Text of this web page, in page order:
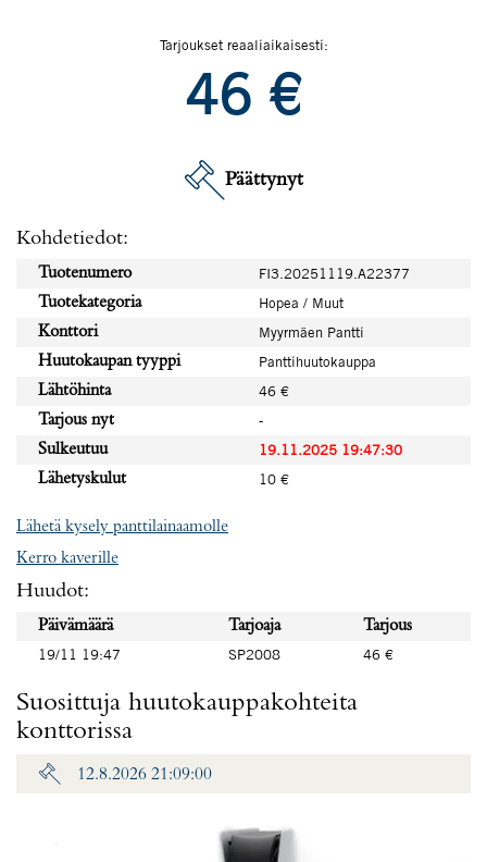
Tarjoukset reaaliaikaisesti:
46 €
Päättynyt
Kohdetiedot:
Tuotenumero
FI3.20251119.A22377
Tuotekategoria
Hopea / Muut
Konttori
Myyrmäen Pantti
Huutokaupan tyyppi
Panttihuutokauppa
Lähtöhinta
46 €
Tarjous nyt
-
Sulkeutuu
19.11.2025 19:47:30
Lähetyskulut
10 €
Lähetä kysely panttilainaamolle
Kerro kaverille
Huudot:
Päivämäärä Tarjoaja
Tarjous
19/11 19:47
SP2008 46 €
Suosittuja huutokauppakohteita
konttorissa
12.8.2026 21:09:00